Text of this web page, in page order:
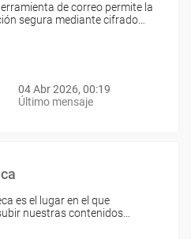
de correo permite la
segura mediante cifrado…
04 Abr 2026, 00:19
Último mensaje
es el lugar en el que
nuestras contenidos…